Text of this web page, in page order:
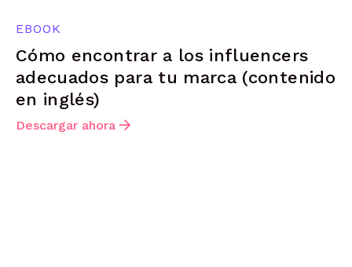
EBOOK
Cómo encontrar a los influencers
adecuados para tu marca (contenido
en inglés)
Descargar ahora